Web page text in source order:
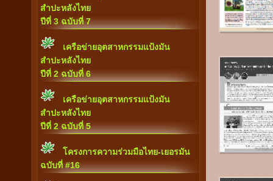
สำปะหลังไทย
ปีที่ 3 ฉบับที่ 7
เครือข่ายอุตสาหกรรมแป้งมัน
สำปะหลังไทย
ปีที่ 2 ฉบับที่ 6
เครือข่ายอุตสาหกรรมแป้งมัน
สำปะหลังไทย
ปีที่ 2 ฉบับที่ 5
โครงการความร่วมมือไทย-เยอรมัน
ฉบับที่ #16